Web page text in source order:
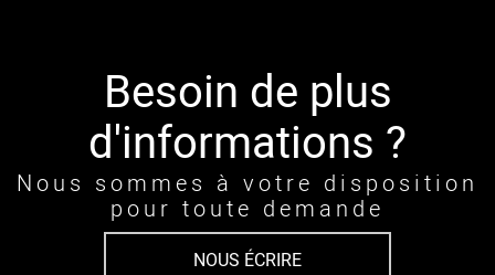
Besoin de plus
d'informations ?
Nous sommes à votre disposition
pour toute demande
NOUS ÉCRIRE